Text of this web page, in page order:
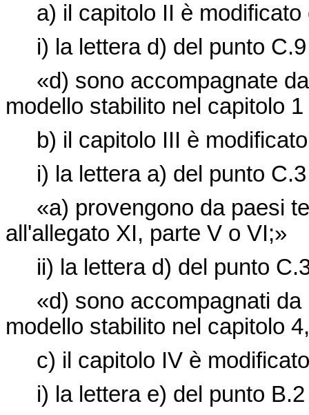
a) il capitolo II è modificato
i) la lettera d) del punto C.9
«d) sono accompagnate
modello stabilito nel capitolo
b) il capitolo III è
i) la lettera a) del punto C.3
«a) provengono da paesi
all'allegato XI, parte V o VI;»
ii) la lettera d) del punto
«d) sono accompagnati da
modello stabilito nel capitolo
c) il capitolo IV è
i) la lettera e) del punto B.2